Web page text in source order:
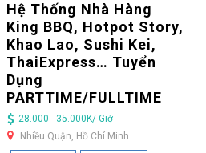
Hệ Thống Nhà Hàng
King BBQ, Hotpot Story,
Khao Lao, Sushi Kei,
ThaiExpress… Tuyển
Dụng
PARTTIME/FULLTIME
28.000 - 35.000K/ Giờ
Nhiều Quận, Hồ Chí Minh